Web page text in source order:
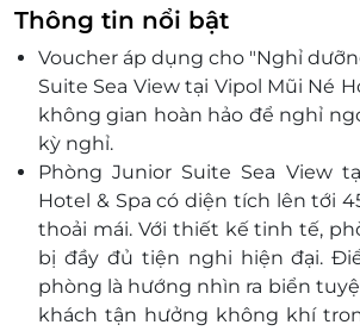
Thông tin nổi bật
Voucher áp dụng cho "Nghỉ
Suite Sea View tại Vipol Mũi Né
không gian hoàn hảo để nghỉ
kỳ nghỉ.
Phòng Junior Suite Sea View
Hotel & Spa có diện tích lên tới
thoải mái. Với thiết kế tinh tế,
bị đầy đủ tiện nghi hiện đại.
phòng là hướng nhìn ra biển
khách tận hưởng không khí